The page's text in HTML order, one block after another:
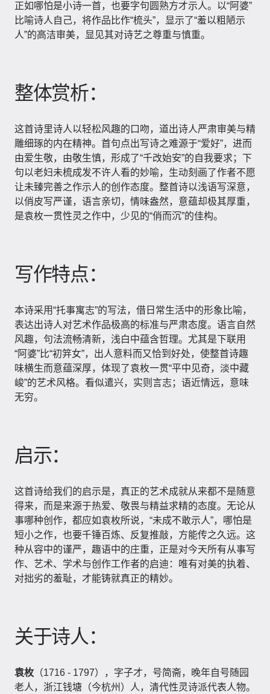
正如哪怕是小诗一首，也要字句圆熟方才示人。以“阿婆”
比喻诗人自己，将作品比作“梳头”，显示了“羞以粗陋示
人”的高洁审美，显见其对诗艺之尊重与慎重。
整体赏析：
这首诗里诗人以轻松风趣的口吻，道出诗人严肃审美与精
雕细琢的内在精神。首句点出写诗之难源于“爱好”，进而
由爱生敬，由敬生慎，形成了“千改始安”的自我要求；下
句以老妇未梳成发不许人看的妙喻，生动刻画了作者不愿
让未臻完善之作示人的创作态度。整首诗以浅语写深意，
以俏皮写严谨，语言亲切，情味盎然，意蕴却极其厚重，
是袁枚一贯性灵之作中，少见的“俏而沉”的佳构。
写作特点：
本诗采用“托事寓志”的写法，借日常生活中的形象比喻，
表达出诗人对艺术作品极高的标准与严肃态度。语言自然
风趣，句法流畅清新，浅白中蕴含哲理。尤其是下联用
“阿婆”比“初笄女”，出人意料而又恰到好处，使整首诗趣
味横生而意蕴深厚，体现了袁枚一贯“平中见奇，淡中藏
峻”的艺术风格。看似遣兴，实则言志；语近情远，意味
无穷。
启示：
这首诗给我们的启示是，真正的艺术成就从来都不是随意
得来，而是来源于热爱、敬畏与精益求精的态度。无论从
事哪种创作，都应如袁枚所说，“未成不敢示人”，哪怕是
短小之作，也要千锤百炼、反复推敲，方能传之久远。这
种从容中的谨严，趣语中的庄重，正是对今天所有从事写
作、艺术、学术与创作工作者的启迪：唯有对美的执着、
对拙劣的羞耻，才能铸就真正的精妙。
关于诗人：
袁枚 （1716 - 1797），字子才，号简斋，晚年自号随园
老人，浙江钱塘（今杭州）人，清代性灵诗派代表人物。